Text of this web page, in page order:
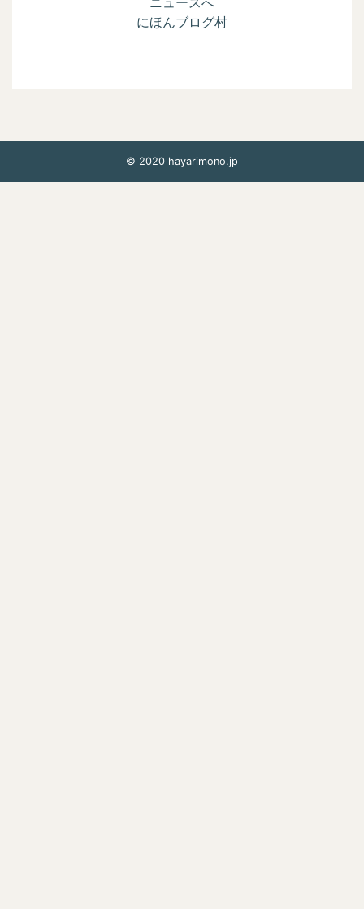
にほんブログ村
© 2020 hayarimono.jp